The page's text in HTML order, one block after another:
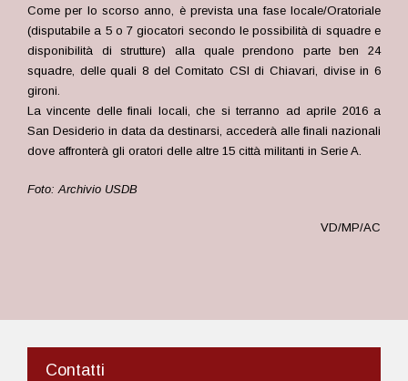
Come per lo scorso anno, è prevista una fase locale/Oratoriale
(disputabile a 5 o 7 giocatori secondo le possibilità di squadre e
disponibilità di strutture) alla quale prendono parte ben 24
squadre, delle quali 8 del Comitato CSI di Chiavari, divise in 6
gironi.
La vincente delle finali locali, che si terranno ad aprile 2016 a
San Desiderio in data da destinarsi, accederà alle finali nazionali
dove affronterà gli oratori delle altre 15 città militanti in Serie A.
Foto: Archivio USDB
VD/MP/AC
Contatti